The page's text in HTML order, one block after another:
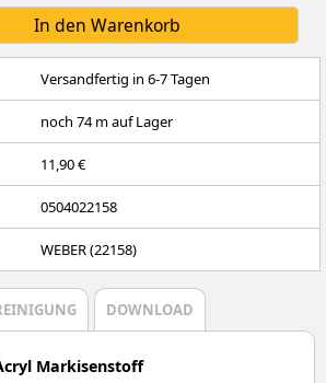
Versandfertig in 6-7 Tagen
noch 74m auf Lager
11,90 €
0504022158
WEBER (22158)
DOWNLOAD
Markisenstoff